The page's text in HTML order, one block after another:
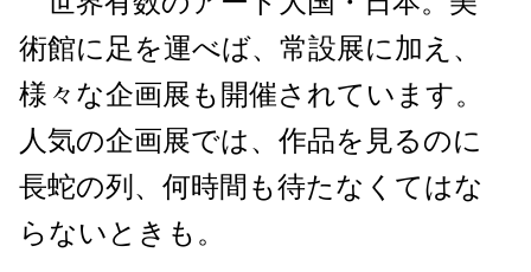
術館に足を運べば、常設展に加え、
様々な企画展も開催されています。
人気の企画展では、作品を見るのに
長蛇の列、何時間も待たなくてはな
らないときも。